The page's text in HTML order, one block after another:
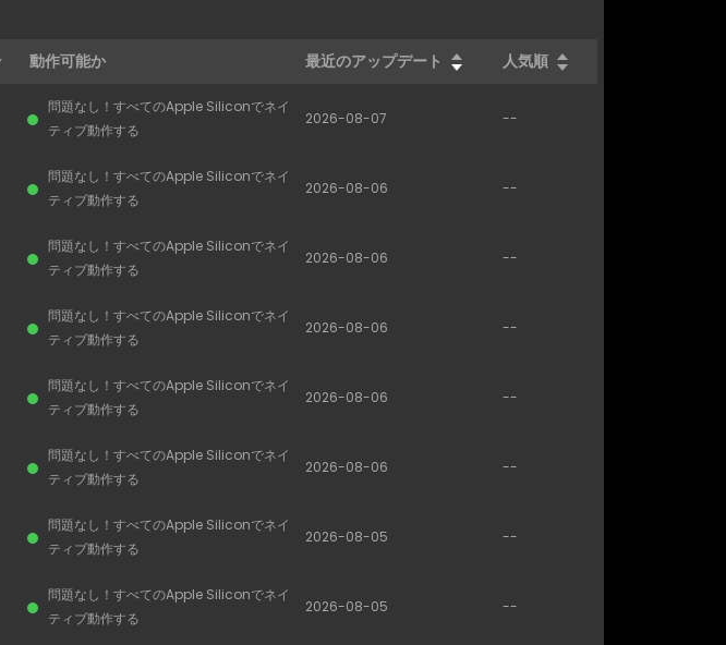
動作可能か 最近のアップデート 人気順
問題なし！すべてのApple Siliconでネイ
ティブ動作する
2026-08-07 --
問題なし！すべてのApple Siliconでネイ
ティブ動作する
2026-08-06 --
問題なし！すべてのApple Siliconでネイ
ティブ動作する
2026-08-06 --
問題なし！すべてのApple Siliconでネイ
ティブ動作する
2026-08-06 --
問題なし！すべてのApple Siliconでネイ
ティブ動作する
2026-08-06 --
問題なし！すべてのApple Siliconでネイ
ティブ動作する
2026-08-06 --
問題なし！すべてのApple Siliconでネイ
ティブ動作する
2026-08-05 --
問題なし！すべてのApple Siliconでネイ
ティブ動作する
2026-08-05 --